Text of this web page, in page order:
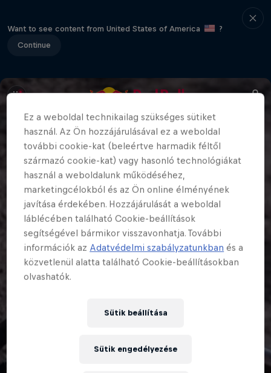
Want to see content from United States of America
?
Continue
Ez a weboldal technikailag szükséges sütiket
használ. Az Ön hozzájárulásával ez a weboldal
további cookie-kat (beleértve harmadik féltől
származó cookie-kat) vagy hasonló technológiákat
használ a weboldalunk működéséhez,
marketingcélokból és az Ön online élményének
javítása érdekében. Hozzájárulását a weboldal
láblécében található Cookie-beállítások
segítségével bármikor visszavonhatja. További
információk az Adatvédelmi szabályzatunkban és a
közvetlenül alatta található Cookie-beállításokban
olvashatók.
Sütik beállítása
Sütik engedélyezése